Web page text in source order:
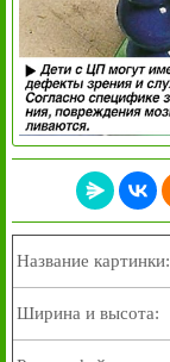
Название картинки:
Ширина и высота: